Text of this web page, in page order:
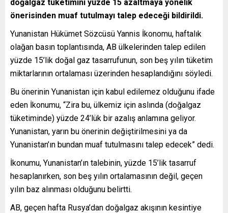
doğalgaz tüketimini yüzde 15 azaltmaya yönelik
önerisinden muaf tutulmayı talep edeceği bildirildi.
Yunanistan Hükümet Sözcüsü Yannis İkonomu, haftalık
olağan basın toplantısında, AB ülkelerinden talep edilen
yüzde 15’lik doğal gaz tasarrufunun, son beş yılın tüketim
miktarlarının ortalaması üzerinden hesaplandığını söyledi.
Bu önerinin Yunanistan için kabul edilemez olduğunu ifade
eden İkonumu, “Zira bu, ülkemiz için aslında (doğalgaz
tüketiminde) yüzde 24’lük bir azalış anlamına geliyor.
Yunanistan, yarın bu önerinin değiştirilmesini ya da
Yunanistan’ın bundan muaf tutulmasını talep edecek” dedi.
İkonumu, Yunanistan’ın talebinin, yüzde 15’lik tasarruf
hesaplanırken, son beş yılın ortalamasının değil, geçen
yılın baz alınması olduğunu belirtti.
AB, geçen hafta Rusya’dan doğalgaz akışının kesintiye